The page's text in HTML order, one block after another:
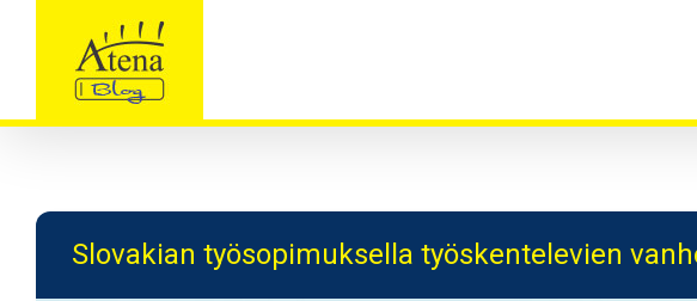
Slovakian työsopimuksella työskentelevien